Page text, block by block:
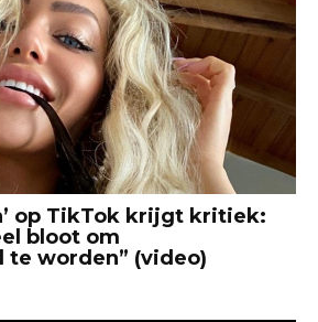
op TikTok krijgt kritiek:
bloot om
worden” (video)